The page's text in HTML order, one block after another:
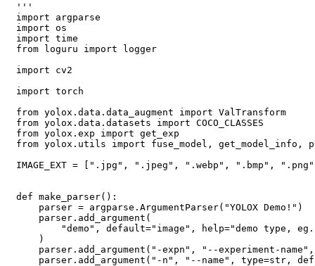
'''
import
import
import
from loguru import logger
import cv2
import torch
from yolox . data . data_augment import
from yolox . data . datasets import
from yolox . exp import
from yolox . utils import fuse_model , get_model_info ,
IMAGE_EXT = [ ".jpg" , ".jpeg" , ".webp" , ".bmp" , ".png"
def make_parser( ) :
    parser
= argparse . ArgumentParser( "YOLOX Demo!" )
    parser
. add_argument (
"demo" , default="image" , help="demo type,
)
    parser
. add_argument ( "-expn" , "--experiment-name" ,
    parser
. add_argument ( "-n" , "--name" , type=str ,